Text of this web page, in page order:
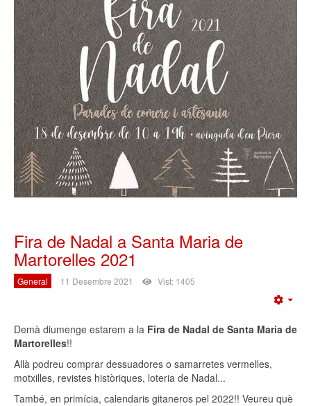
Fira de Nadal a Santa Maria de
Martorelles 2021
General 11 Desembre 2021 Vist: 1405
Demà diumenge estarem a la Fira de Nadal de Santa Maria de
Martorelles!!
Allà podreu comprar dessuadores o samarretes vermelles,
motxilles, revistes històriques, loteria de Nadal...
També, en primícia, calendaris gitaneros pel 2022!! Veureu què